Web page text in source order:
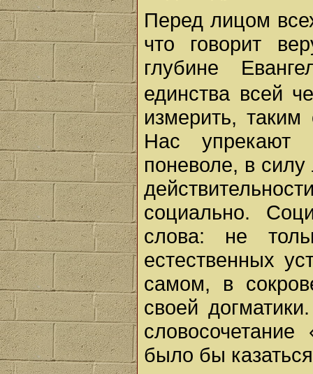
Перед лицом
что говорит
глубине
единства всей
измерить,
Нас упрекают
поневоле, в
социально.
слова: не
естественных
самом, в
своей
словосочетание
было бы